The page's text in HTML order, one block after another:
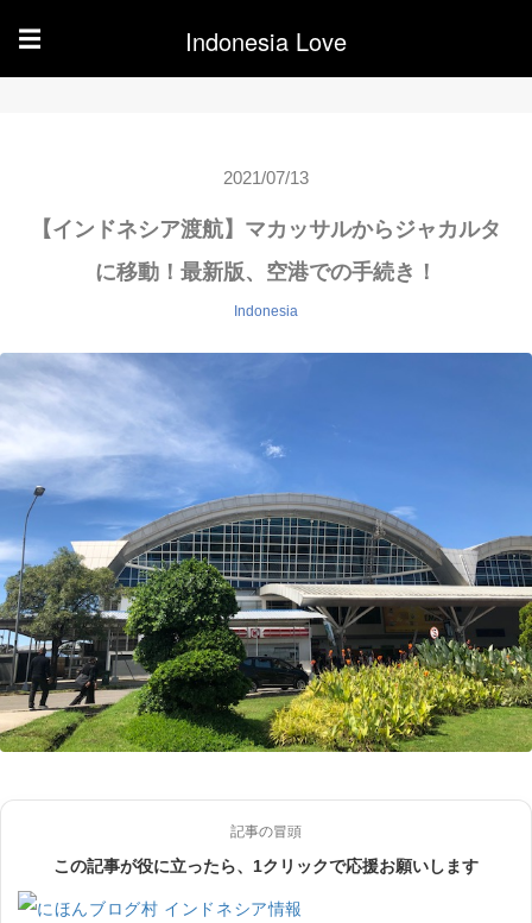
☰ Indonesia Love
2021/07/13
【インドネシア渡航】マカッサルからジャカルタ
に移動！最新版、空港での手続き！
Indonesia
記事の冒頭
この記事が役に立ったら、1クリックで応援お願いします